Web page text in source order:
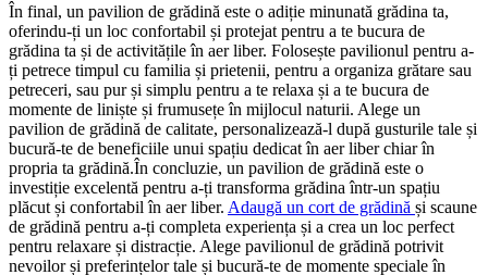
În final, un pavilion de grădină este o adiție minunată grădina ta,
oferindu-ți un loc confortabil și protejat pentru a te bucura de
grădina ta și de activitățile în aer liber. Folosește pavilionul pentru a-
ți petrece timpul cu familia și prietenii, pentru a organiza grătare sau
petreceri, sau pur și simplu pentru a te relaxa și a te bucura de
momente de liniște și frumusețe în mijlocul naturii. Alege un
pavilion de grădină de calitate, personalizează-l după gusturile tale și
bucură-te de beneficiile unui spațiu dedicat în aer liber chiar în
propria ta grădină.În concluzie, un pavilion de grădină este o
investiție excelentă pentru a-ți transforma grădina într-un spațiu
plăcut și confortabil în aer liber. Adaugă un cort de grădină și scaune
de grădină pentru a-ți completa experiența și a crea un loc perfect
pentru relaxare și distracție. Alege pavilionul de grădină potrivit
nevoilor și preferințelor tale și bucură-te de momente speciale în